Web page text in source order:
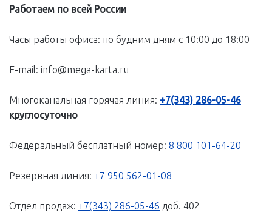
Работаем по всей России
Часы работы офиса: по будним дням с 10:00 до 18:00
E-mail: info@mega-karta.ru
Многоканальная горячая линия: +7(343) 286-05-46
круглосуточно
Федеральный бесплатный номер: 8 800 101-64-20
Резервная линия: +7 950 562-01-08
Отдел продаж: +7(343) 286-05-46 доб. 402